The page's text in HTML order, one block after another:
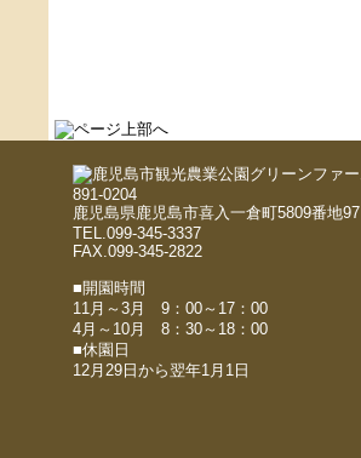
891-0204
鹿児島県鹿児島市喜入一倉町5809番地97
TEL.099-345-3337
FAX.099-345-2822
■開園時間
11月～3月 9：00～17：00
4月～10月 8：30～18：00
■休園日
12月29日から翌年1月1日